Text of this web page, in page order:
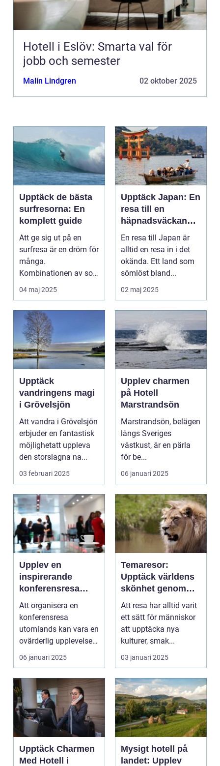
Hotell i Eslöv: Smarta val för
jobb och semester
Malin Lindgren 02 oktober 2025
Upptäck de bästa
surfresorna: En
komplett guide
Att ge sig ut på en
surfresa är en dröm för
många.
Kombinationen av sol,
...
04 maj 2025
Upptäck Japan: En
resa till en
häpnadsväckande
kultur och natur
En resa till Japan är
alltid en resa in i det
okända. Ett land som
sömlöst bland...
02 maj 2025
Upptäck
vandringens magi
i Grövelsjön
Att vandra i Grövelsjön
erbjuder en fantastisk
möjlighetatt uppleva
den storslagna na...
03 februari 2025
Upplev charmen
på Hotell
Marstrandsön
Marstrandsön, belägen
längs Sveriges
västkust, är en pärla
för be...
06 januari 2025
Upplev en
inspirerande
konferensresa
utomlands
Att organisera en
konferensresa
utomlands kan vara en
ovärderlig upplevelse
för föret...
06 januari 2025
Temaresor:
Upptäck världens
skönhet genom
specialiserade
resor
Att resa har alltid varit
ett sätt för människor
att upptäcka nya
kulturer, smak...
03 januari 2025
Upptäck Charmen
Med Hotell i
Mysigt hotell på
landet: Upplev